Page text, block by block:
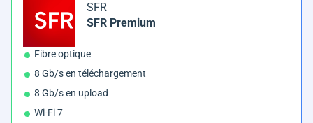
SFR
SFR Premium
Fibre optique
8 Gb/s en téléchargement
8 Gb/s en upload
Wi-Fi 7